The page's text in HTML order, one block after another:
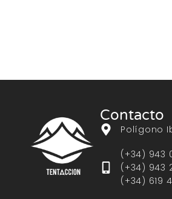
Contacto
Polígono
(+34) 943
(+34) 943
(+34) 619